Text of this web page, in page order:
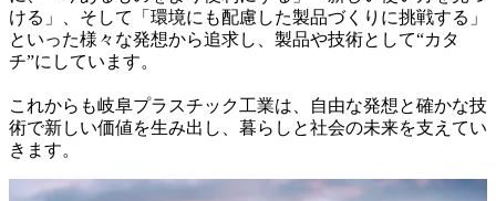
ける」、そして「環境にも配慮した製品づくりに挑戦する」
といった様々な発想から追求し、製品や技術として“カタ
チ”にしています。
これからも岐阜プラスチック工業は、自由な発想と確かな技
術で新しい価値を生み出し、暮らしと社会の未来を支えてい
きます。